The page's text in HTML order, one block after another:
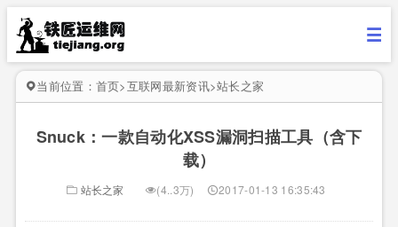
当前位置： 首页>互联网最新资讯>站长之家
Snuck：一款自动化XSS漏洞扫描工具（含下
载）
站长之家 (4..3万) 2017-01-13 16:35:43